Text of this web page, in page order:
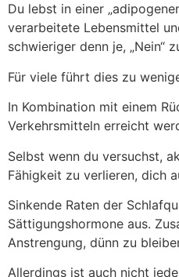
Du lebst in einer
verarbeitete Lebensmittel
schwieriger denn je, „Nein“
Für viele führt dies zu
In Kombination mit einem
Verkehrsmitteln erreicht
Selbst wenn du versuchst,
Fähigkeit zu verlieren, dich
Sinkende Raten der
Sättigungshormone aus.
Anstrengung, dünn zu
Allerdings ist auch nicht